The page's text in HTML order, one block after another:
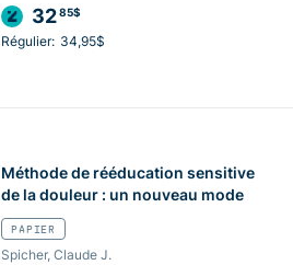
3285$
Régulier: 34,95$
Méthode de rééducation sensitive
de la douleur : un nouveau mode
PAPIER
Spicher, Claude J.